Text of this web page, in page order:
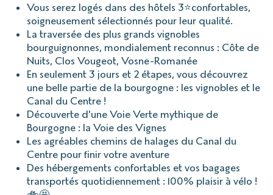
Vous serez logés dans des hôtels 3⭐confortables,
soigneusement sélectionnés pour leur qualité.
La traversée des plus grands vignobles
bourguignonnes, mondialement reconnus : Côte de
Nuits, Clos Vougeot, Vosne-Romanée
En seulement 3 jours et 2 étapes, vous découvrez
une belle partie de la bourgogne : les vignobles et le
Canal du Centre !
Découverte d'une Voie Verte mythique de
Bourgogne : la Voie des Vignes
Les agréables chemins de halages du Canal du
Centre pour finir votre aventure
Des hébergements confortables et vos bagages
transportés quotidiennement : 100% plaisir à vélo !